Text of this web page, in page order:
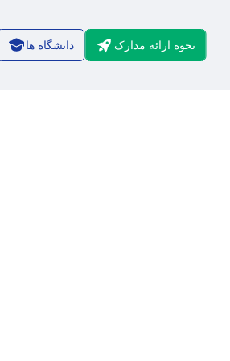
دانشگاه ها نحوه ارائه مدارک1/9